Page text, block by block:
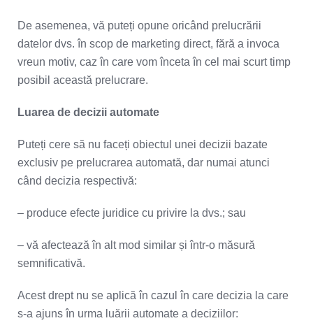
De asemenea, vă puteți opune oricând prelucrării
datelor dvs. în scop de marketing direct, fără a invoca
vreun motiv, caz în care vom înceta în cel mai scurt timp
posibil această prelucrare.
Luarea de decizii automate
Puteți cere să nu faceți obiectul unei decizii bazate
exclusiv pe prelucrarea automată, dar numai atunci
când decizia respectivă:
– produce efecte juridice cu privire la dvs.; sau
– vă afectează în alt mod similar și într-o măsură
semnificativă.
Acest drept nu se aplică în cazul în care decizia la care
s-a ajuns în urma luării automate a deciziilor: